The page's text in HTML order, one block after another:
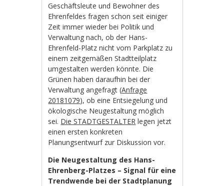
Geschäftsleute und Bewohner des
Ehrenfeldes fragen schon seit einiger
Zeit immer wieder bei Politik und
Verwaltung nach, ob der Hans-
Ehrenfeld-Platz nicht vom Parkplatz zu
einem zeitgemäßen Stadtteilplatz
umgestalten werden könnte. Die
Grünen haben daraufhin bei der
Verwaltung angefragt (Anfrage
20181079), ob eine Entsiegelung und
ökologische Neugestaltung möglich
sei. Die STADTGESTALTER legen jetzt
einen ersten konkreten
Planungsentwurf zur Diskussion vor.
Die Neugestaltung des Hans-
Ehrenberg-Platzes – Signal für eine
Trendwende bei der Stadtplanung